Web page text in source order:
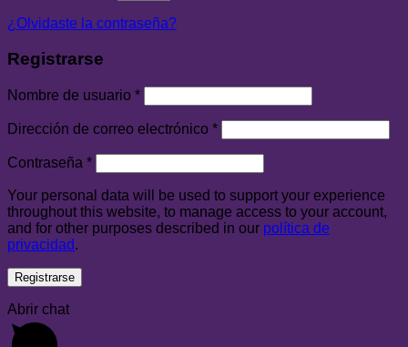
¿Olvidaste la contraseña?
Registrarse
Nombre de usuario *
Dirección de correo electrónico *
Contraseña *
Your personal data will be used to support your experience
throughout this website, to manage access to your account,
and for other purposes described in our política de
privacidad.
Registrarse
Abrir chat